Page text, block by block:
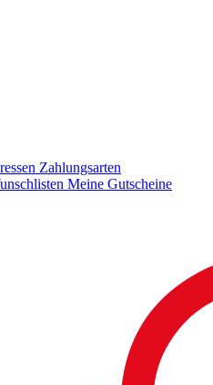
Zahlungsarten
Meine Gutscheine